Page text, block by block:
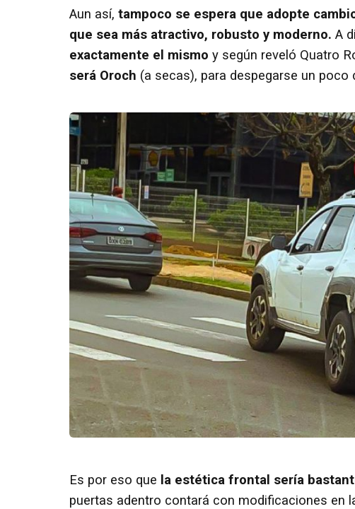
Aun así, tampoco se espera que adopte
que sea más atractivo, robusto y moderno. A
exactamente el mismo y según reveló Quatro
será Oroch (a secas), para despegarse un poco
Es por eso que la estética frontal sería
puertas adentro contará con modificaciones en